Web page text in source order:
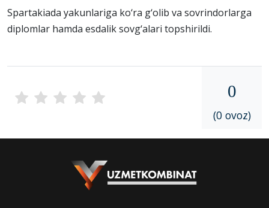
Spartakiada yakunlariga ko‘ra g‘olib va sovrindorlarga
diplomlar hamda esdalik sovg‘alari topshirildi.
0
(0 ovoz)